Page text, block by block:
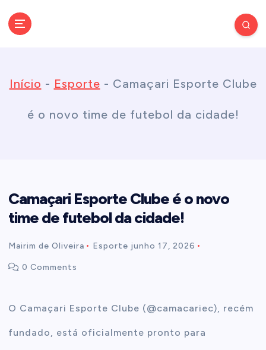
Início - Esporte - Camaçari Esporte Clube
é o novo time de futebol da cidade!
Camaçari Esporte Clube é o novo
time de futebol da cidade!
Mairim de Oliveira Esporte junho 17, 2026
0 Comments
O Camaçari Esporte Clube (@camacariec), recém
fundado, está oficialmente pronto para